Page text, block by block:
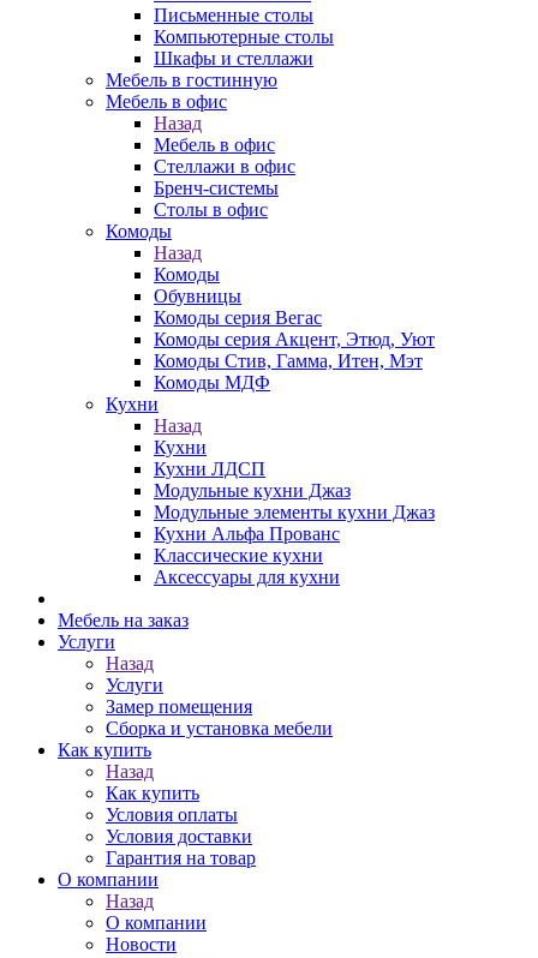
Письменные столы
Компьютерные столы
Шкафы и стеллажи
Мебель в гостинную
Мебель в офис
Назад
Мебель в офис
Стеллажи в офис
Бренч-системы
Столы в офис
Комоды
Назад
Комоды
Обувницы
Комоды серия Вегас
Комоды серия Акцент, Этюд, Уют
Комоды Стив, Гамма, Итен, Мэт
Комоды МДФ
Кухни
Назад
Кухни
Кухни ЛДСП
Модульные кухни Джаз
Модульные элементы кухни Джаз
Кухни Альфа Прованс
Классические кухни
Аксессуары для кухни
Мебель на заказ
Услуги
Назад
Услуги
Замер помещения
Сборка и установка мебели
Как купить
Назад
Как купить
Условия оплаты
Условия доставки
Гарантия на товар
О компании
Назад
О компании
Новости